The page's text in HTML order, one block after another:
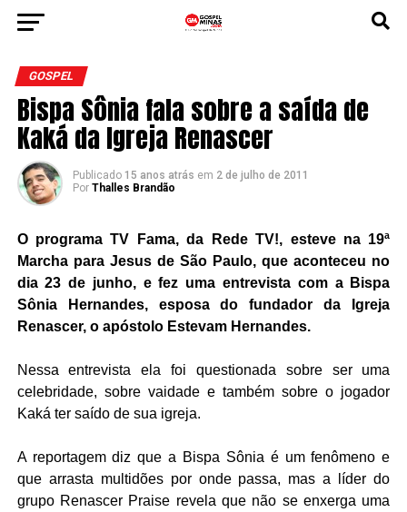
GOSPEL
Bispa Sônia fala sobre a saída de
Kaká da Igreja Renascer
Publicado 15 anos atrás em 2 de julho de 2011
Por Thalles Brandão
O programa TV Fama, da Rede TV!, esteve na 19ª
Marcha para Jesus de São Paulo, que aconteceu no
dia 23 de junho, e fez uma entrevista com a Bispa
Sônia Hernandes, esposa do fundador da Igreja
Renascer, o apóstolo Estevam Hernandes.
Nessa entrevista ela foi questionada sobre ser uma
celebridade, sobre vaidade e também sobre o jogador
Kaká ter saído de sua igreja.
A reportagem diz que a Bispa Sônia é um fenômeno e
que arrasta multidões por onde passa, mas a líder do
grupo Renascer Praise revela que não se enxerga uma